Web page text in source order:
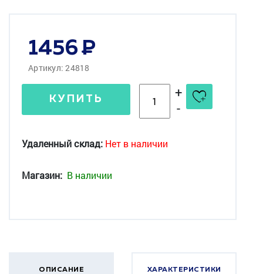
1456
Артикул: 24818
КУПИТЬ
+
-
Удаленный склад: Нет в наличии
Магазин: В наличии
ОПИСАНИЕ ХАРАКТЕРИСТИКИ